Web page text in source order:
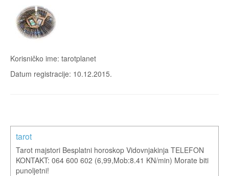
Korisničko ime: tarotplanet
Datum registracije: 10.12.2015.
tarot
Tarot majstori Besplatni horoskop Vidovnjakinja TELEFON
KONTAKT: 064 600 602 (6,99,Mob:8.41 KN/min) Morate biti
punoljetni!